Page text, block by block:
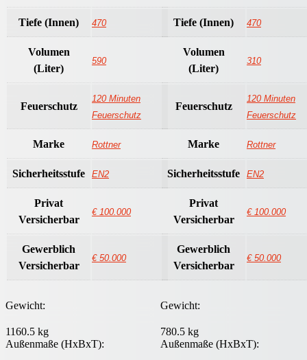
Tiefe (Innen) 470
Volumen
(Liter)
590
Feuerschutz
120 Minuten
Feuerschutz
Marke Rottner
Sicherheitsstufe EN2
Privat
Versicherbar
€ 100.000
Gewerblich
Versicherbar
€ 50.000
Gewicht:
1160.5 kg
Außenmaße (HxBxT):
Tiefe (Innen) 470
Volumen
(Liter)
310
Feuerschutz
120 Minuten
Feuerschutz
Marke Rottner
Sicherheitsstufe EN2
Privat
Versicherbar
€ 100.000
Gewerblich
Versicherbar
€ 50.000
Gewicht:
780.5 kg
Außenmaße (HxBxT):